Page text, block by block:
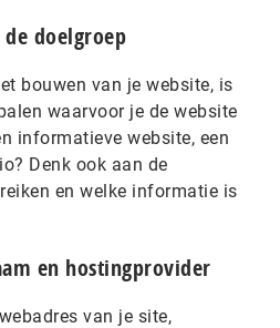
doelgroep
bouwen van je website, is
waarvoor je de website
informatieve website, een
Denk ook aan de
en welke informatie is
en hostingprovider
van je site,